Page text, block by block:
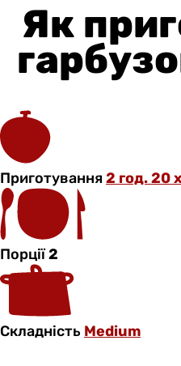
Як
Приготування2 год. 20
Порції2
Складність Medium